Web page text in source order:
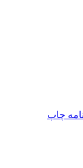
چاپ